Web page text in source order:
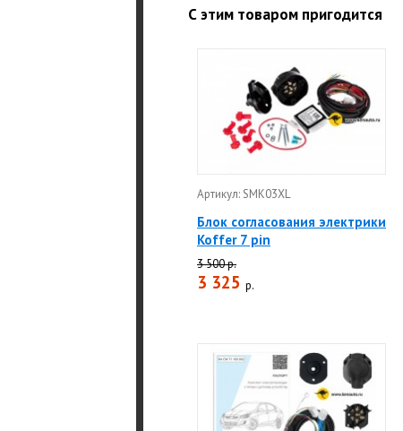
С этим товаром пригодится
Артикул: SMK03XL
Блок согласования электрики
Koffer 7 pin
3 500 р.
3 325 р.